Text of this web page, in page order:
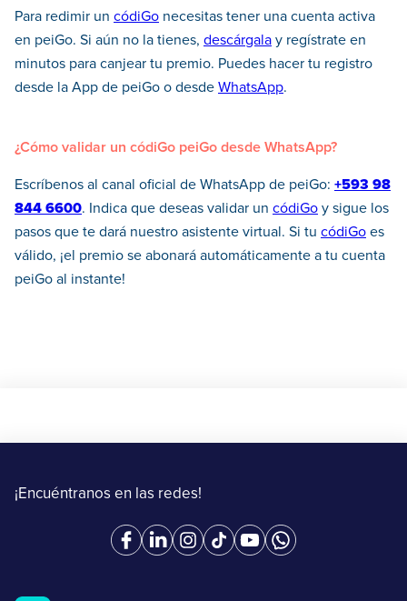
Para redimir un códiGo necesitas tener una cuenta activa
en peiGo. Si aún no la tienes, descárgala y regístrate en
minutos para canjear tu premio. Puedes hacer tu registro
desde la App de peiGo o desde WhatsApp.
¿Cómo validar un códiGo peiGo desde WhatsApp?
Escríbenos al canal oficial de WhatsApp de peiGo: +593 98
844 6600. Indica que deseas validar un códiGo y sigue los
pasos que te dará nuestro asistente virtual. Si tu códiGo es
válido, ¡el premio se abonará automáticamente a tu cuenta
peiGo al instante!
¡Encuéntranos en las redes!